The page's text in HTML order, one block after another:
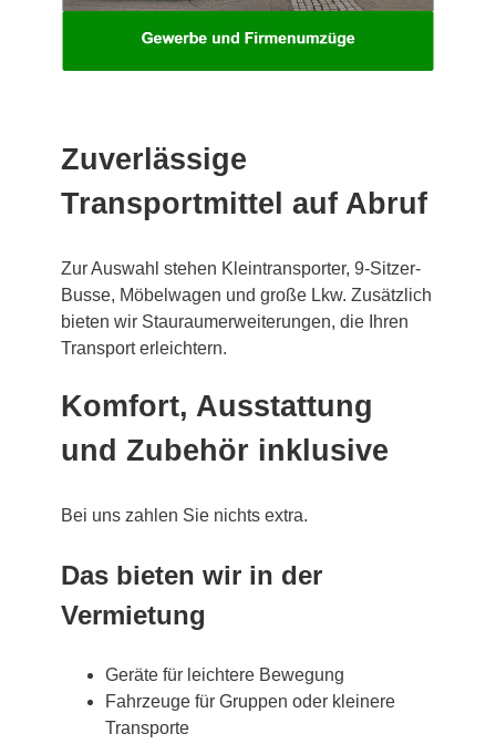
Zuverlässige
Transportmittel auf Abruf
Zur Auswahl stehen Kleintransporter, 9-Sitzer-
Busse, Möbelwagen und große Lkw. Zusätzlich
bieten wir Stauraumerweiterungen, die Ihren
Transport erleichtern.
Komfort, Ausstattung
und Zubehör inklusive
Bei uns zahlen Sie nichts extra.
Das bieten wir in der
Vermietung
Geräte für leichtere Bewegung
Fahrzeuge für Gruppen oder kleinere
Transporte